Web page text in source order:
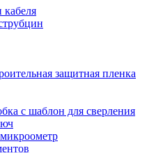
защитная пленка
с шаблон для сверления